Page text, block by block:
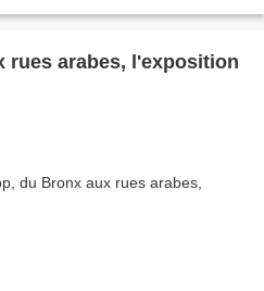
rues arabes, l'exposition